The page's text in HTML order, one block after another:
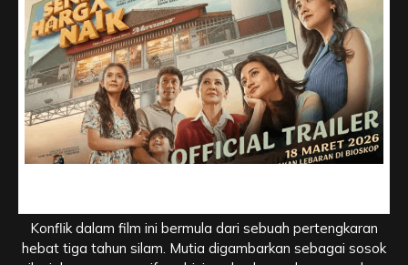
Konflik dalam film ini bermula dari sebuah pertengkaran
hebat tiga tahun silam. Mutia digambarkan sebagai sosok